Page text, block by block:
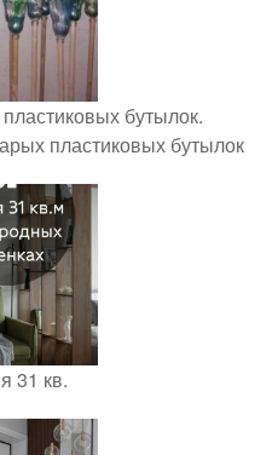
бутылок.
пластиковых бутылок
31 кв.